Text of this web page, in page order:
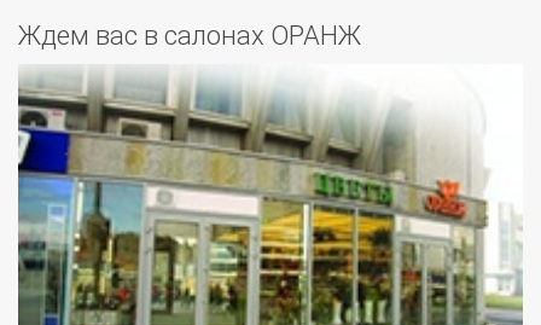
Ждем вас в салонах ОРАНЖ